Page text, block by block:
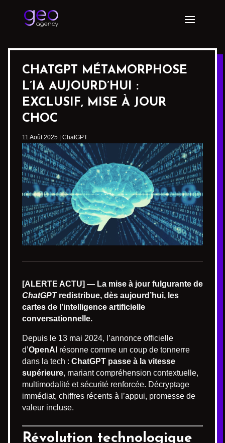
CHATGPT MÉTAMORPHOSE
L’IA AUJOURD’HUI :
EXCLUSIF, MISE À JOUR
CHOC
11 Août 2025 ChatGPT
[ALERTE ACTU] — La mise à jour fulgurante de
ChatGPTredistribue, dès aujourd’hui, les
cartes de l’intelligence artificielle
conversationnelle.
Depuis le 13 mai 2024, l’annonce officielle
d’OpenAI résonne comme un coup de tonnerre
dans la tech : ChatGPT passe à la vitesse
supérieure, mariant compréhension contextuelle,
multimodalité et sécurité renforcée. Décryptage
immédiat, chiffres récents à l’appui, promesse de
valeur incluse.
Révolution technologique